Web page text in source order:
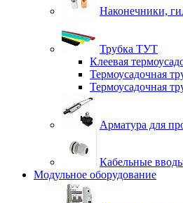
Наконечники,
Трубка ТУТ
Клеевая
Термоусадочная
Термоусадочная
Арматура для
Кабельные
Модульное оборудование